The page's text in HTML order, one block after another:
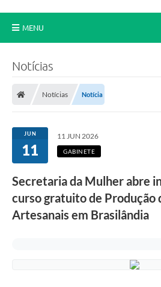
MENU
Transparência
Câmara Municipal
e-SIC
Tributação
Notícias
Notícias Notícia
JUN
11
11 JUN 2026
GABINETE
Secretaria da Mulher abre
curso gratuito de Produção
Artesanais em Brasilândia